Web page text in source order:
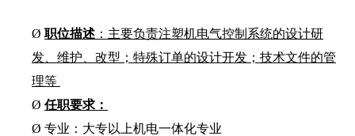
Ø 职位描述 ：主要负责注塑机电气控制系统的设计研
发、维护、改型；特殊订单的设计开发；技术文件的管
理等
Ø 任职要求：
Ø 专业：大专以上机电一体化专业